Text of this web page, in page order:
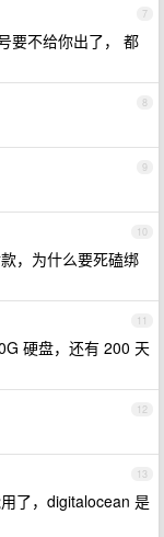
7
要不给你出了， 都
8
9
10
，为什么要死磕绑
11
硬盘，还有 200 天
12
13
了，digitalocean 是